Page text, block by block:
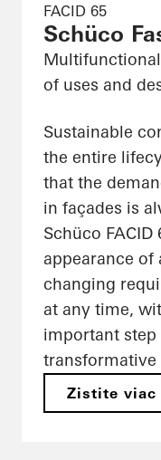
FACID 65
Schüco
Multifunctional
of uses and
Sustainable
the entire
that the
in façades is
Schüco
appearance of
changing
at any time,
important
transformative
Zistite viac